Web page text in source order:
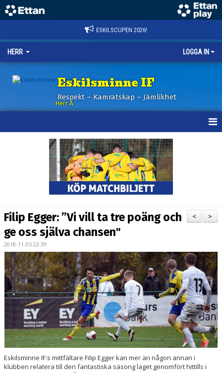
ESKILSCUPEN 2026!
HERR LOGGA IN
Eskilsminne IF
Respekt – Kamratskap – Jämlikhet
Herr A
BILDGALLERI
KONTAKT
MATCHER
ETTAN SÖDRA
>
<
Filip Egger: ”Vi vill ta tre poäng och
ge oss själva chansen"
2018-11-05 22:39
Eskilsminne IF:s mittfältare Filip Egger kan mer än någon annan i
klubben relatera till den fantastiska säsong laget genomfört hittills i